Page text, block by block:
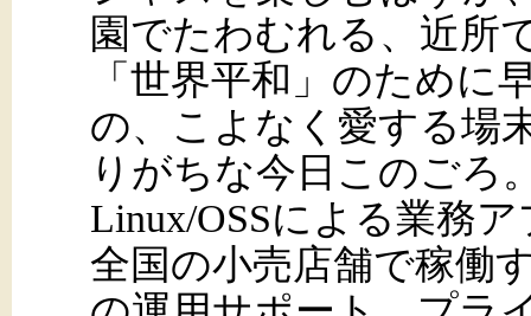
園でたわむれる、近所
「世界平和」のために
の、こよなく愛する場
りがちな今日このごろ
Linux/OSSによる業務
全国の小売店舗で稼働